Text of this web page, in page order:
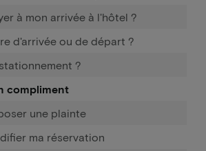
à mon arrivée à l'hôtel ?
d'arrivée ou de départ ?
?
compliment
une plainte
ma réservation